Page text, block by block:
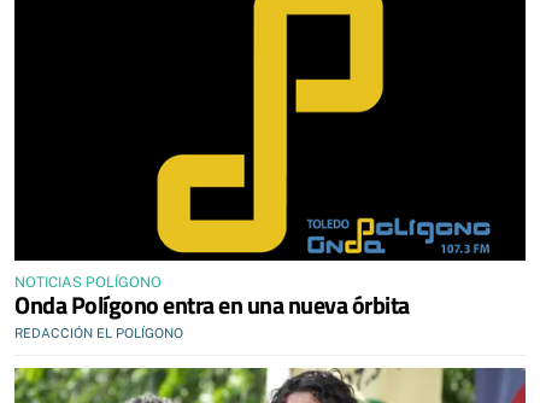
NOTICIAS POLÍGONO
Onda Polígono entra en una nueva órbita
REDACCIÓN EL POLÍGONO